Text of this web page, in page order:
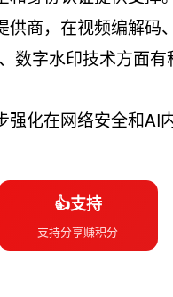
商，在视频编解码
数字水印技术方面
强化在网络安全和AI
👍支持
支持分享赚积分